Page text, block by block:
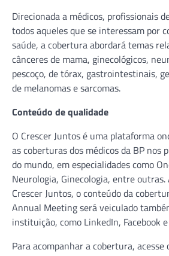
Direcionada a médicos, profissionais
todos aqueles que se interessam por
saúde, a cobertura abordará temas
cânceres de mama, ginecológicos,
pescoço, de tórax, gastrointestinais,
de melanomas e sarcomas.
Conteúdo de qualidade
O Crescer Juntos é uma plataforma
as coberturas dos médicos da BP nos
do mundo, em especialidades como
Neurologia, Ginecologia, entre
Crescer Juntos, o conteúdo da
Annual Meeting será veiculado
instituição, como LinkedIn, Facebook e
Para acompanhar a cobertura, acesse